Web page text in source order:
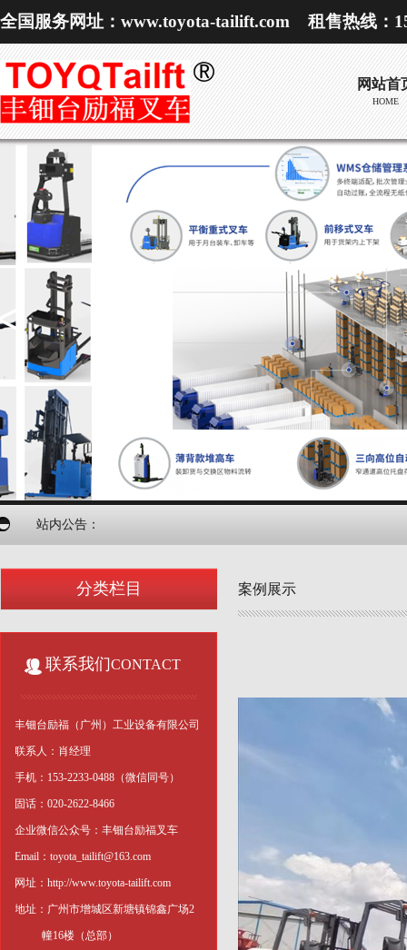
全国服务网址：www.toyota-tailift.com 租售热线：
网站首
HOME
站内公告：
分类栏目
联系我们CONTACT
丰钿台励福（广州）工业设备有限公司
联系人：肖经理
手机：153-2233-0488（微信同号）
固话：020-2622-8466
企业微信公众号：丰钿台励福叉车
Email：toyota_tailift@163.com
网址：http://www.toyota-tailift.com
地址：广州市增城区新塘镇锦鑫广场2
幢16楼（总部）
案例展示